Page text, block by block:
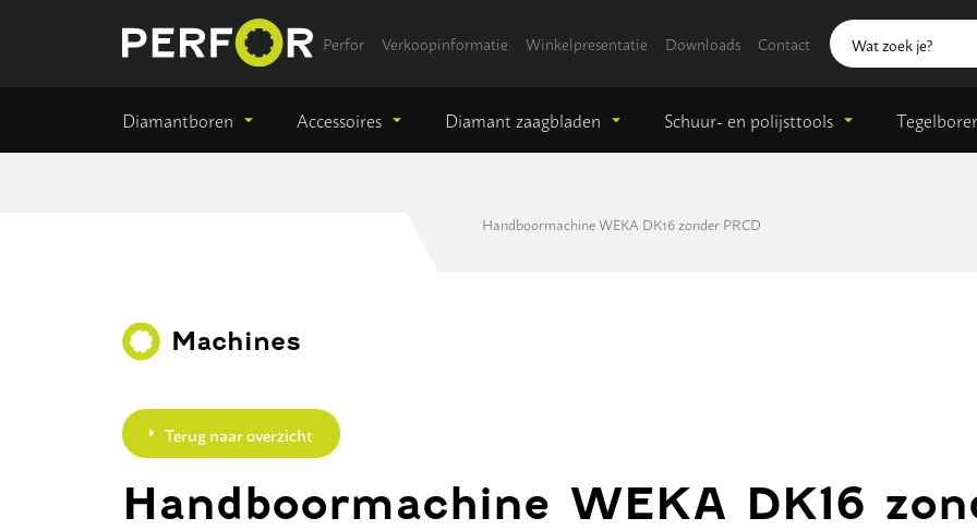
Perfor Verkoopinformatie Winkelpresentatie Downloads Contact
Diamantboren Accessoires Diamant zaagbladen Schuur- en polijsttools
Handboormachine WEKA DK16 zonder PRCD
Machines
Terug naar overzicht
Handboormachine WEKA DK16